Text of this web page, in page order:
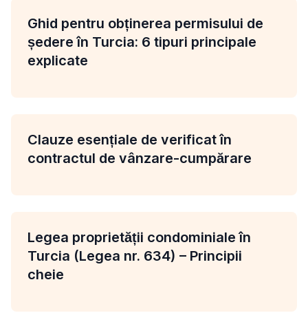
Ghid pentru obținerea permisului de
ședere în Turcia: 6 tipuri principale
explicate
Clauze esențiale de verificat în
contractul de vânzare-cumpărare
Legea proprietății condominiale în
Turcia (Legea nr. 634) – Principii
cheie